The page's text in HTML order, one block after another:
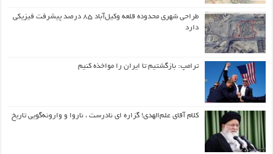
طراحی شهری محدوده قلعه وکیل‌آباد ۸۵ درصد پیشرفت فیزیکی
دارد
ترامپ: بازگشتیم تا ایران را مواخذه کنیم
کلام آقای علم‌الهدی! گزاره ای نادرست ، ناروا و وارونه‌گویی تاریخ